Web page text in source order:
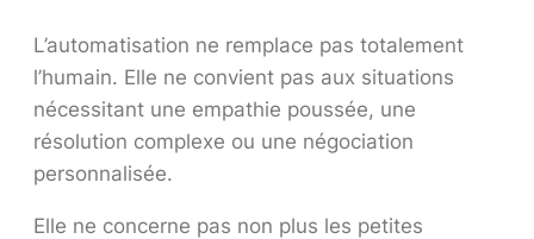
L’automatisation ne remplace pas totalement
l’humain. Elle ne convient pas aux situations
nécessitant une empathie poussée, une
résolution complexe ou une négociation
personnalisée.
Elle ne concerne pas non plus les petites